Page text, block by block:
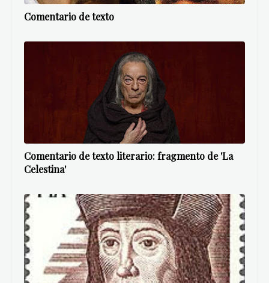
Comentario de texto
Comentario de texto literario: fragmento de 'La
Celestina'